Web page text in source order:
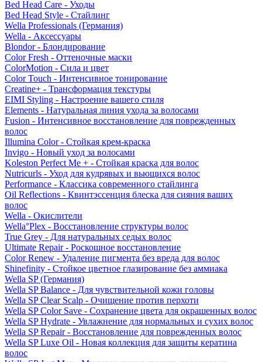
Bed Head Care - Уходы
Bed Head Style - Стайлинг
Wella Professionals (Германия)
Wella - Аксессуары
Blondor - Блондирование
Color Fresh - Оттеночные маски
ColorMotion - Сила и цвет
Color Touch - Интенсивное тонирование
Creatine+ - Трансформация текстуры
EIMI Styling - Настроение вашего стиля
Elements - Натуральная линия ухода за волосами
Fusion - Интенсивное восстановление для поврежденных
волос
Illumina Color - Стойкая крем-краска
Invigo - Новый уход за волосами
Koleston Perfect Me + - Стойкая краска для волос
Nutricurls - Уход для кудрявых и вьющихся волос
Performance - Классика современного стайлинга
Oil Reflections - Квинтэссенция блеска для сияния ваших
волос
Wella - Окислители
Wella°Plex - Восстановление структуры волос
True Grey - Для натуральных седых волос
Ultimate Repair - Роскошное восстановление
Color Renew - Удаление пигмента без вреда для волос
Shinefinity - Стойкое цветное глазирование без аммиака
Wella SP (Германия)
Wella SP Balance - Для чувствительной кожи головы
Wella SP Clear Scalp - Очищение против перхоти
Wella SP Color Save - Сохранение цвета для окрашенных волос
Wella SP Hydrate - Увлажнение для нормальных и сухих волос
Wella SP Repair - Восстановление для поврежденных волос
Wella SP Luxe Oil - Новая коллекция для защиты кератина
волос